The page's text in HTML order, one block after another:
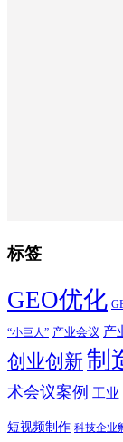
标签
GEO优化
“小巨人” 产业会议 产
创业创新制
术会议案例 工业
短视频制作 科技企业